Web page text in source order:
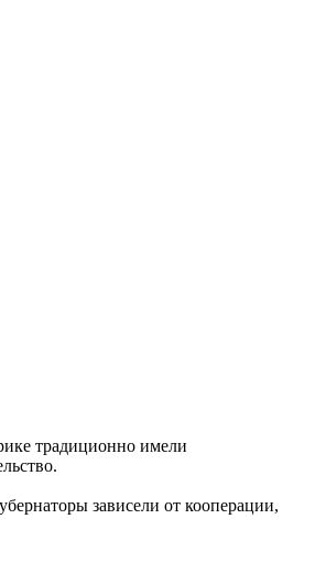
традиционно имели
зависели от кооперации,